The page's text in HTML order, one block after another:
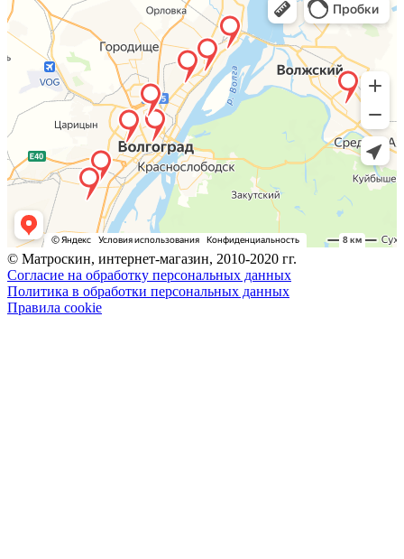
© Матроскин, интернет-магазин, 2010-2020 гг.
Согласие на обработку персональных данных
Политика в обработки персональных данных
Правила cookie